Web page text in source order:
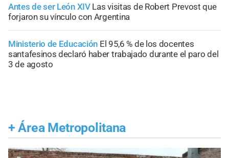
Antes de ser León XIV Las visitas de Robert Prevost que
forjaron su vínculo con Argentina
Ministerio de Educación El 95,6 % de los docentes
santafesinos declaró haber trabajado durante el paro del
3 de agosto
+ Área Metropolitana